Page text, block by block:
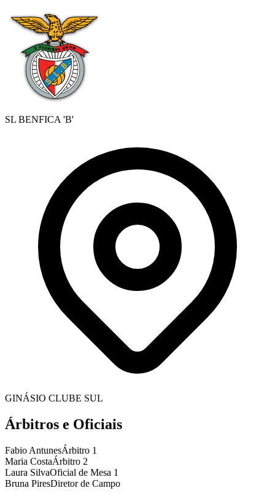
SL BENFICA 'B'
GINÁSIO CLUBE SUL
Árbitros e Oficiais
Fabio AntunesÁrbitro 1
Maria CostaÁrbitro 2
Laura SilvaOficial de Mesa 1
Bruna PiresDiretor de Campo